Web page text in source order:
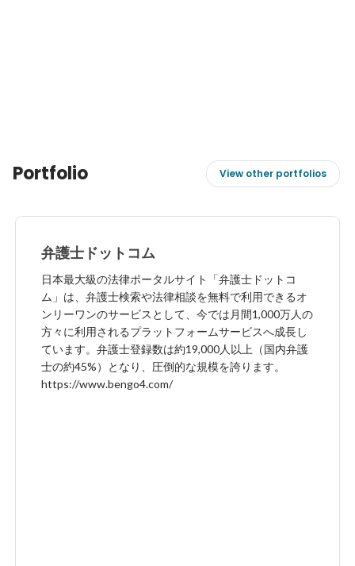
Portfolio View other portfolios
弁護士ドットコム
日本最大級の法律ポータルサイト「弁護士ドットコ
ム」は、弁護士検索や法律相談を無料で利用できるオ
ンリーワンのサービスとして、今では月間1,000万人の
方々に利用されるプラットフォームサービスへ成長し
ています。弁護士登録数は約19,000人以上（国内弁護
士の約45%）となり、圧倒的な規模を誇ります。
https://www.bengo4.com/